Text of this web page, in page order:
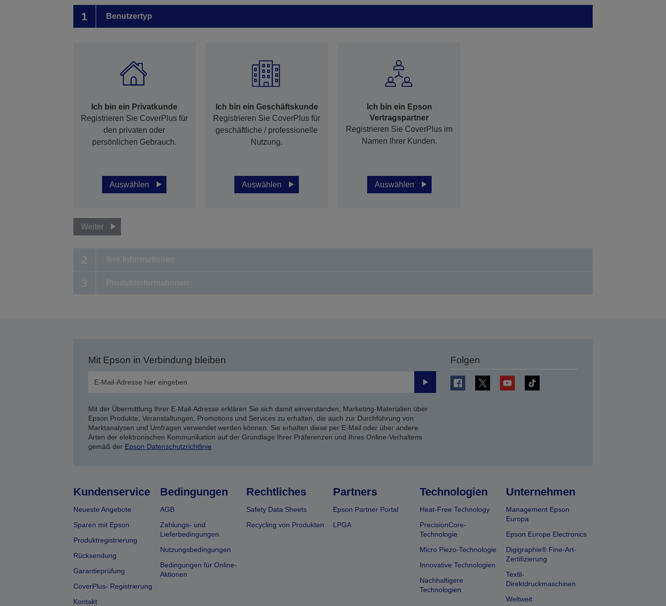
1 Benutzertyp
Ich bin ein Privatkunde
Registrieren Sie CoverPlus für
den privaten oder
persönlichen Gebrauch.
Auswählen
Ich bin ein Geschäftskunde
Registrieren Sie CoverPlus für
geschäftliche / professionelle
Nutzung.
Auswählen
Ich bin ein Epson
Vertragspartner
Registrieren Sie CoverPlus im
Namen Ihrer Kunden.
Auswählen
Weiter
Mit Epson in Verbindung bleiben
Senden
Mit der Übermittlung Ihrer E-Mail-Adresse erklären Sie sich damit einverstanden, Marketing-Materialien über
Epson Produkte, Veranstaltungen, Promotions und Services zu erhalten, die auch zur Durchführung von
Marktanalysen und Umfragen verwendet werden können. Sie erhalten diese per E-Mail oder über andere
Arten der elektronischen Kommunikation auf der Grundlage Ihrer Präferenzen und Ihres Online-Verhaltens
gemäß der Epson Datenschutzrichtlinie
Folgen
Kundenservice
Neueste Angebote
Sparen mit Epson
Produktregistrierung
Rücksendung
Garantieprüfung
CoverPlus- Registrierung
Kontakt
Bedingungen
AGB
Zahlungs- und
Lieferbedingungen
Nutzungsbedingungen
Bedingungen für Online-
Aktionen
Rechtliches
Safety Data Sheets
Recycling von Produkten
Partners
Epson Partner Portal
LPGA
Technologien
Heat-Free Technology
PrecisionCore-
Technologie
Micro Piezo-Technologie
Innovative Technologien
Nachhaltigere
Technologien
Unternehmen
Management Epson
Europa
Epson Europe Electronics
Digigraphie® Fine-Art-
Zertifizierung
Textil-
Direktdruckmaschinen
Weltweit